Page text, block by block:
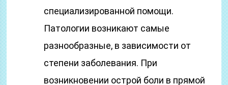
специализированной помощи.
Патологии возникают самые
разнообразные, в зависимости от
степени заболевания. При
возникновении острой боли в прямой